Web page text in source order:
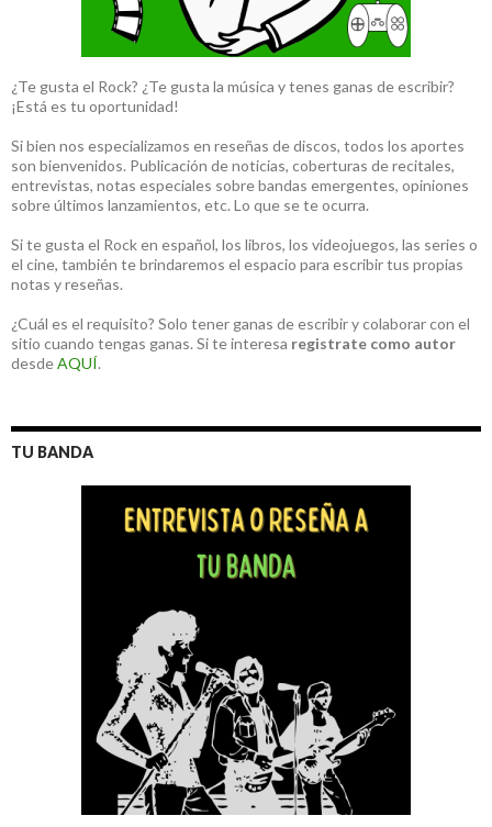
¿Te gusta el Rock? ¿Te gusta la música y tenes ganas de escribir?
¡Está es tu oportunidad!
Si bien nos especializamos en reseñas de discos, todos los aportes
son bienvenidos. Publicación de noticias, coberturas de recitales,
entrevistas, notas especiales sobre bandas emergentes, opiniones
sobre últimos lanzamientos, etc. Lo que se te ocurra.
Si te gusta el Rock en español, los libros, los videojuegos, las series o
el cine, también te brindaremos el espacio para escribir tus propias
notas y reseñas.
¿Cuál es el requisito? Solo tener ganas de escribir y colaborar con el
sitio cuando tengas ganas. Si te interesa registrate como autor
desdeAQUÍ.
TU BANDA